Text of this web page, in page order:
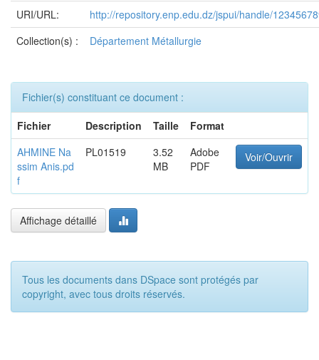
URI/URL:
http://repository.enp.edu.dz/jspui/handle/
Collection(s) :
Département Métallurgie
Fichier(s) constituant ce document :
Fichier
Description Taille
Format
AHMINE Na
ssim Anis.pd
f
PL01519
3.52
MB
Adobe
PDF
Voir/Ouvrir
Affichage détaillé
Tous les documents dans DSpace sont protégés par
copyright, avec tous droits réservés.